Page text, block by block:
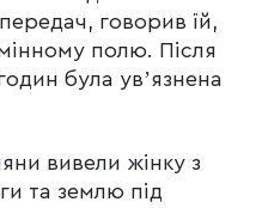
говорив їй,
полю. Після
була увʼязнена
вивели жінку з
та землю під